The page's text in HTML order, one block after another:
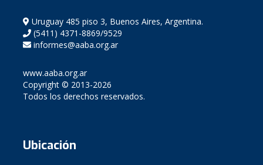
Uruguay 485 piso 3, Buenos Aires, Argentina.
(5411) 4371-8869/9529
informes@aaba.org.ar
www.aaba.org.ar
Copyright © 2013-2026
Todos los derechos reservados.
Ubicación